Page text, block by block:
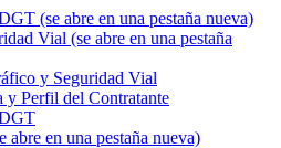
(se abre en una pestaña nueva)
Vial (se abre en una pestaña
y Seguridad Vial
y Perfil del Contratante
abre en una pestaña nueva)